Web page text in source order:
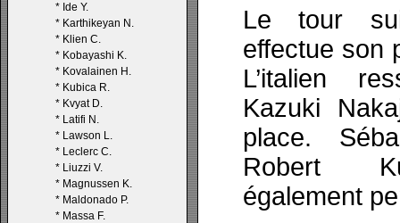
* Ide Y.
* Karthikeyan N.
* Klien C.
* Kobayashi K.
* Kovalainen H.
* Kubica R.
* Kvyat D.
* Latifi N.
* Lawson L.
* Leclerc C.
* Liuzzi V.
* Magnussen K.
* Maldonado P.
* Massa F.
Le tour
effectue son
L’italien
Kazuki
place.
Robert
également